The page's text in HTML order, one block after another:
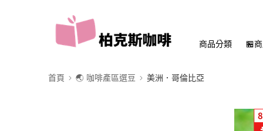
商品分類 🏪
首頁 🌏 咖啡產區選豆 美洲．哥倫比亞